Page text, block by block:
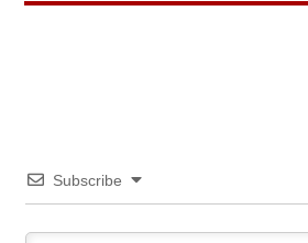
Subscribe